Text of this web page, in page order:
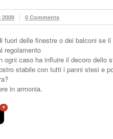
2009 0 Comments
fuori delle finestre o dei balconi se
regolamento
ogni caso ha influire il decoro dello
stabile con tutti i panni stesi e
in armonia.
0